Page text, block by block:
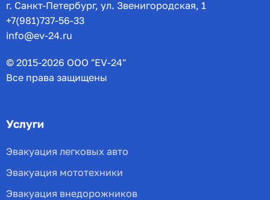
г. Санкт-Петербург, ул. Звенигородская, 1
+7(981)737-56-33
info@ev-24.ru
© 2015-2026 ООО "EV-24"
Все права защищены
Услуги
Эвакуация легковых авто
Эвакуация мототехники
Эвакуация внедорожников